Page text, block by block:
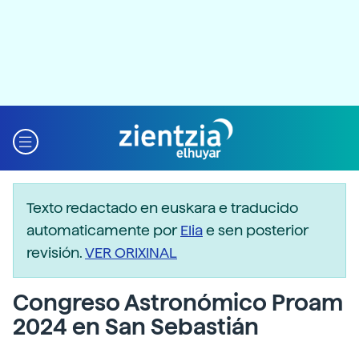
Texto redactado en euskara e traducido
automaticamente porEliae sen posterior
revisión.VER ORIXINAL
Congreso Astronómico Proam
2024 en San Sebastián